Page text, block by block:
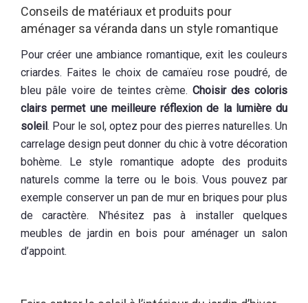
Conseils de matériaux et produits pour
aménager sa véranda dans un style romantique
Pour créer une ambiance romantique, exit les couleurs
criardes. Faites le choix de camaïeu rose poudré, de
bleu pâle voire de teintes crème.Choisir des coloris
clairs permet une meilleure réflexion de la lumière du
soleil . Pour le sol, optez pour des pierres naturelles. Un
carrelage design peut donner du chic à votre décoration
bohème. Le style romantique adopte des produits
naturels comme la terre ou le bois. Vous pouvez par
exemple conserver un pan de mur en briques pour plus
de caractère. N’hésitez pas à installer quelques
meubles de jardin en bois pour aménager un salon
d’appoint.